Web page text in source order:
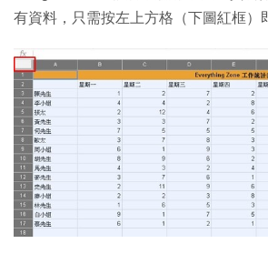
有資料，只需按左上方格（下圖紅框）